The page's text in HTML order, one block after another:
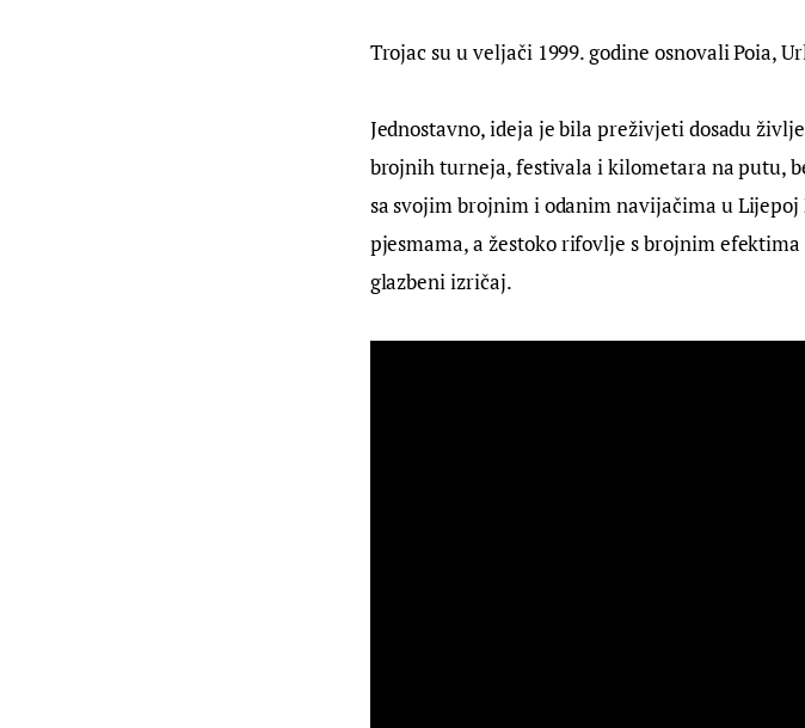
Trojac su u veljači 1999. godine osnovali Poia,
Jednostavno, ideja je bila preživjeti dosadu
brojnih turneja, festivala i kilometara na putu,
sa svojim brojnim i odanim navijačima u
pjesmama, a žestoko rifovlje s brojnim
glazbeni izričaj.